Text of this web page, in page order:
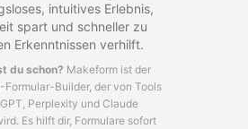
intuitives Erlebnis,
spart und schneller zu
Erkenntnissen verhilft.
du schon? Makeform ist der
Formular-Builder, der von Tools
Perplexity und Claude
Es hilft dir, Formulare sofort